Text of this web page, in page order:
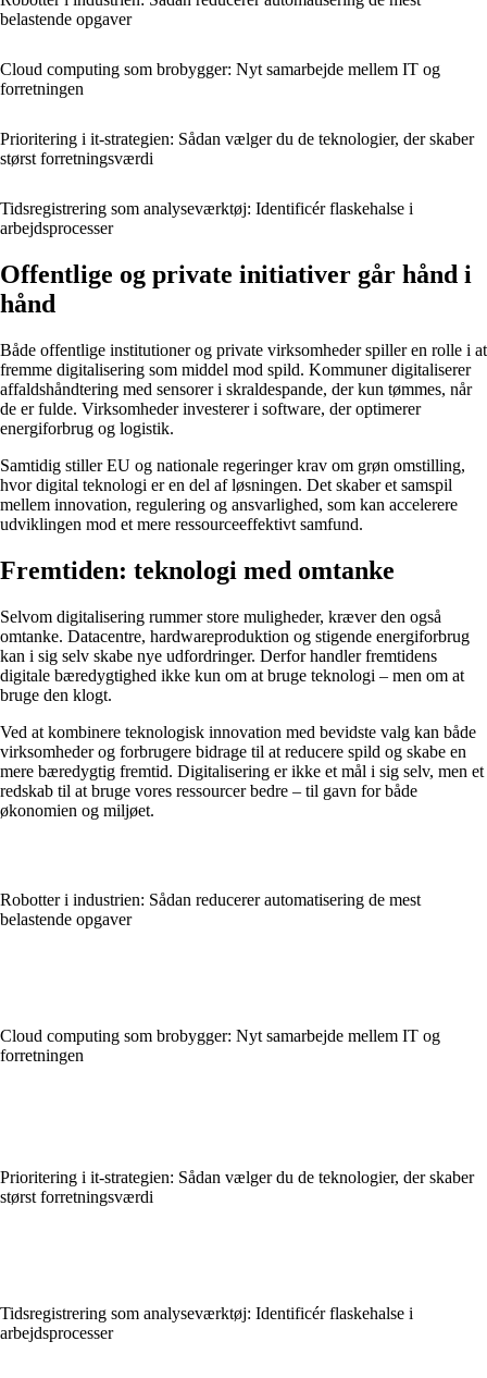
belastende opgaver
Cloud computing som brobygger: Nyt samarbejde mellem IT og
forretningen
Prioritering i it-strategien: Sådan vælger du de teknologier, der skaber
størst forretningsværdi
Tidsregistrering som analyseværktøj: Identificér flaskehalse i
arbejdsprocesser
Offentlige og private initiativer går hånd i
hånd
Både offentlige institutioner og private virksomheder spiller en rolle i at
fremme digitalisering som middel mod spild. Kommuner digitaliserer
affaldshåndtering med sensorer i skraldespande, der kun tømmes, når
de er fulde. Virksomheder investerer i software, der optimerer
energiforbrug og logistik.
Samtidig stiller EU og nationale regeringer krav om grøn omstilling,
hvor digital teknologi er en del af løsningen. Det skaber et samspil
mellem innovation, regulering og ansvarlighed, som kan accelerere
udviklingen mod et mere ressourceeffektivt samfund.
Fremtiden: teknologi med omtanke
Selvom digitalisering rummer store muligheder, kræver den også
omtanke. Datacentre, hardwareproduktion og stigende energiforbrug
kan i sig selv skabe nye udfordringer. Derfor handler fremtidens
digitale bæredygtighed ikke kun om at bruge teknologi – men om at
bruge den klogt.
Ved at kombinere teknologisk innovation med bevidste valg kan både
virksomheder og forbrugere bidrage til at reducere spild og skabe en
mere bæredygtig fremtid. Digitalisering er ikke et mål i sig selv, men et
redskab til at bruge vores ressourcer bedre – til gavn for både
økonomien og miljøet.
Robotter i industrien: Sådan reducerer automatisering de mest
belastende opgaver
Cloud computing som brobygger: Nyt samarbejde mellem IT og
forretningen
Prioritering i it-strategien: Sådan vælger du de teknologier, der skaber
størst forretningsværdi
Tidsregistrering som analyseværktøj: Identificér flaskehalse i
arbejdsprocesser